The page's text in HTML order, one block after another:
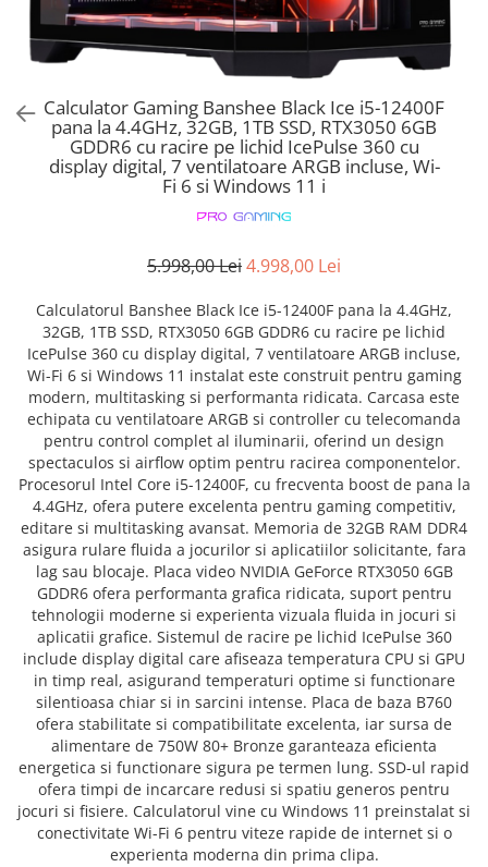
Calculator Gaming Banshee Black Ice i5-12400F
pana la 4.4GHz, 32GB, 1TB SSD, RTX3050 6GB
GDDR6 cu racire pe lichid IcePulse 360 cu
display digital, 7 ventilatoare ARGB incluse, Wi-
Fi 6 si Windows 11 i
5.998,00 Lei4.998,00 Lei
Calculatorul Banshee Black Ice i5-12400F pana la 4.4GHz,
32GB, 1TB SSD, RTX3050 6GB GDDR6 cu racire pe lichid
IcePulse 360 cu display digital, 7 ventilatoare ARGB incluse,
Wi-Fi 6 si Windows 11 instalat este construit pentru gaming
modern, multitasking si performanta ridicata. Carcasa este
echipata cu ventilatoare ARGB si controller cu telecomanda
pentru control complet al iluminarii, oferind un design
spectaculos si airflow optim pentru racirea componentelor.
Procesorul Intel Core i5-12400F, cu frecventa boost de pana la
4.4GHz, ofera putere excelenta pentru gaming competitiv,
editare si multitasking avansat. Memoria de 32GB RAM DDR4
asigura rulare fluida a jocurilor si aplicatiilor solicitante, fara
lag sau blocaje. Placa video NVIDIA GeForce RTX3050 6GB
GDDR6 ofera performanta grafica ridicata, suport pentru
tehnologii moderne si experienta vizuala fluida in jocuri si
aplicatii grafice. Sistemul de racire pe lichid IcePulse 360
include display digital care afiseaza temperatura CPU si GPU
in timp real, asigurand temperaturi optime si functionare
silentioasa chiar si in sarcini intense. Placa de baza B760
ofera stabilitate si compatibilitate excelenta, iar sursa de
alimentare de 750W 80+ Bronze garanteaza eficienta
energetica si functionare sigura pe termen lung. SSD-ul rapid
ofera timpi de incarcare redusi si spatiu generos pentru
jocuri si fisiere. Calculatorul vine cu Windows 11 preinstalat si
conectivitate Wi-Fi 6 pentru viteze rapide de internet si o
experienta moderna din prima clipa.